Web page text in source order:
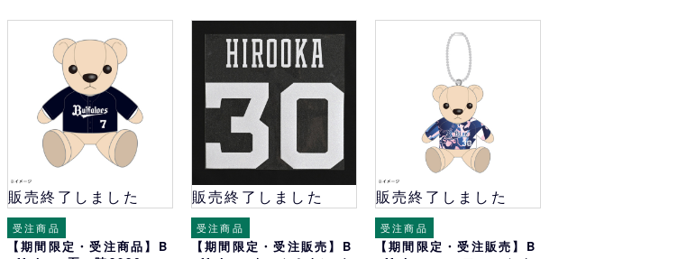
販売終了しました
受注商品
【期間限定・受注商品】B
販売終了しました
受注商品
【期間限定・受注販売】B
販売終了しました
受注商品
【期間限定・受注販売】B